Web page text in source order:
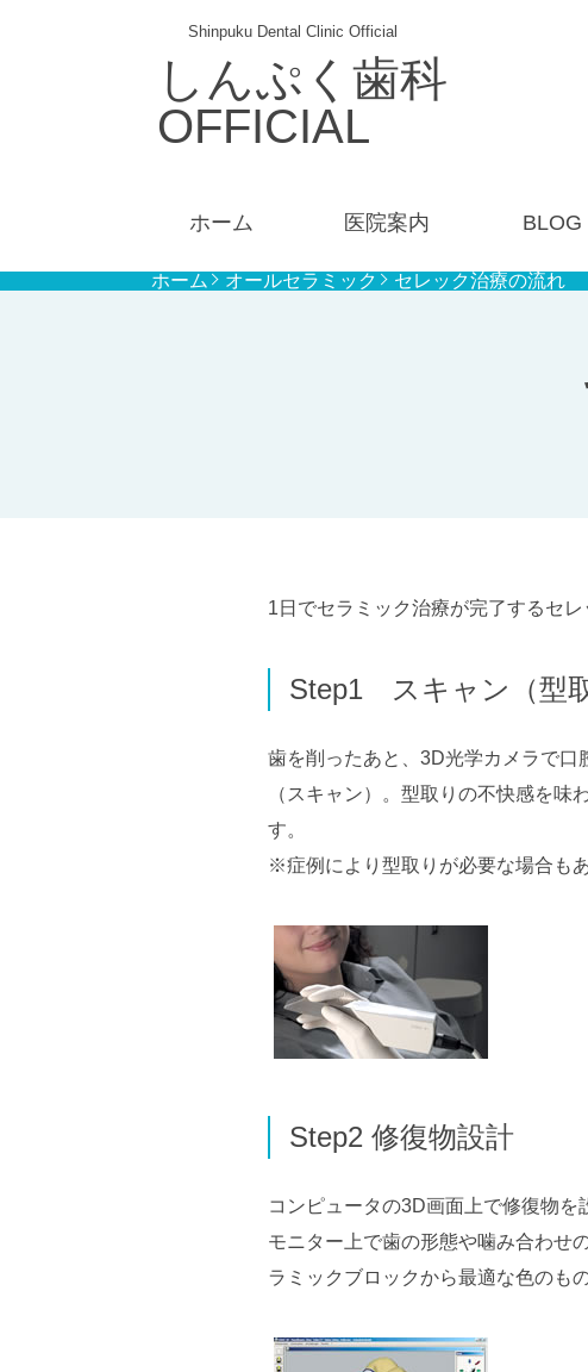
Shinpuku Dental Clinic Official
しんぷく歯科
OFFICIAL
ホーム 医院案内 BLOG
ホーム オールセラミック セレック治療の流れ
1日でセラミック治療が完了するセ
Step1 スキャン（型取
歯を削ったあと、3D光学カメラで
（スキャン）。型取りの不快感を
す。
※症例により型取りが必要な場合もあ
Step2 修復物設計
コンピュータの3D画面上で修復物を
モニター上で歯の形態や噛み合わせ
ラミックブロックから最適な色のも